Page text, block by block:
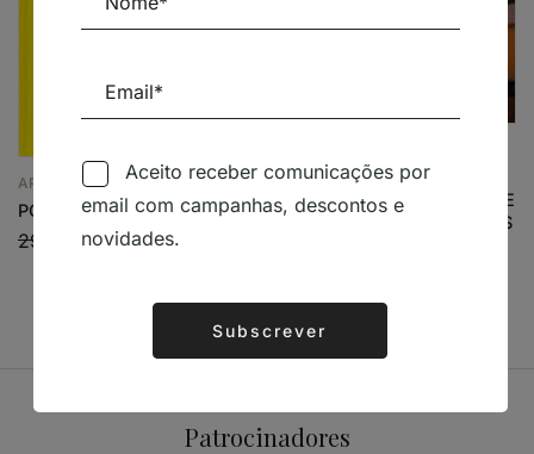
ARQUITECTURA
POSITIONS
29,68 € 26,71€
STRIKE A POSE –
ECCENTRIC ARCHITECTURE
AND SPECTACULAR SPACES
Patrocinadores
Aceito receber comunicações por
email com campanhas, descontos e
novidades.
Subscrever